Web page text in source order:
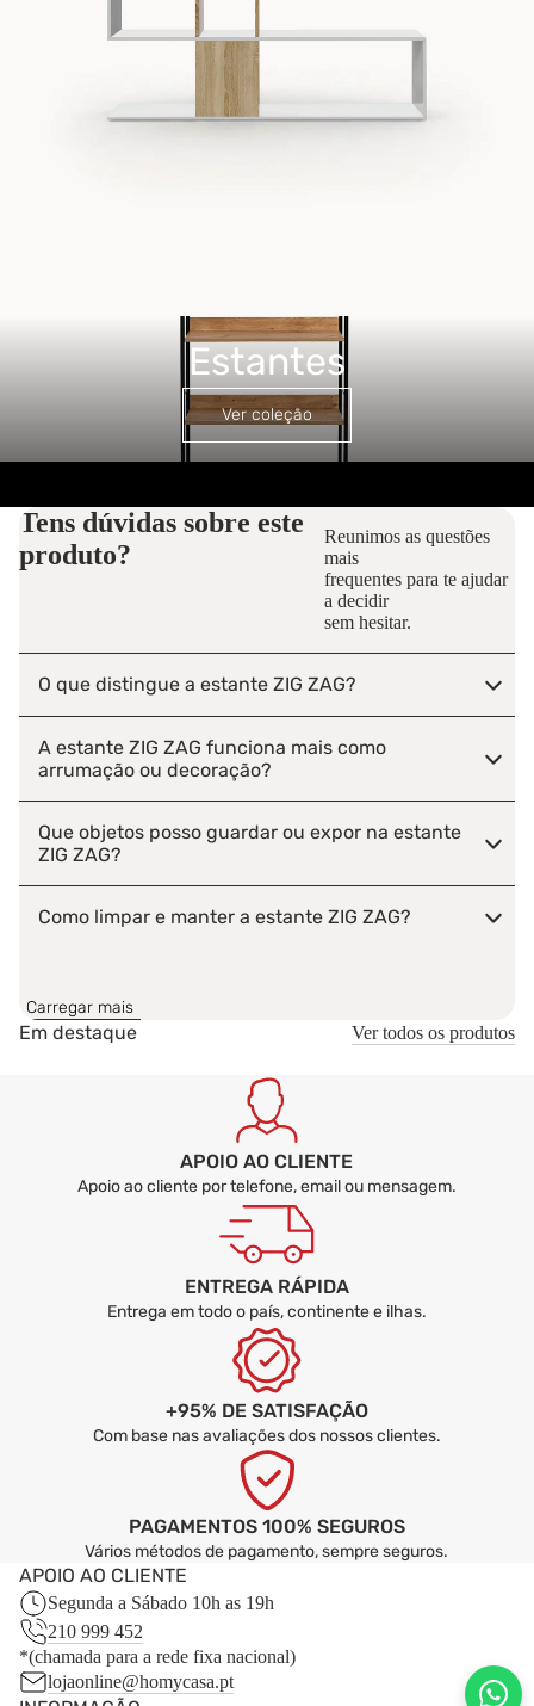
Estantes
Ver coleção
Tens dúvidas sobre este
produto?
Reunimos as questões
mais
frequentes para te ajudar
a decidir
sem hesitar.
O que distingue a estante ZIG ZAG?
A estante ZIG ZAG funciona mais como
arrumação ou decoração?
Que objetos posso guardar ou expor na estante
ZIG ZAG?
Como limpar e manter a estante ZIG ZAG?
outros móveis da sala?
Carregar mais
Em destaque Ver todos os produtos
APOIO AO CLIENTE
Apoio ao cliente por telefone, email ou mensagem.
ENTREGA RÁPIDA
Entrega em todo o país, continente e ilhas.
+95% DE SATISFAÇÃO
Com base nas avaliações dos nossos clientes.
PAGAMENTOS 100% SEGUROS
Vários métodos de pagamento, sempre seguros.
APOIO AO CLIENTE
Segunda a Sábado 10h as 19h
210 999 452
*(chamada para a rede fixa nacional)
lojaonline@homycasa.pt